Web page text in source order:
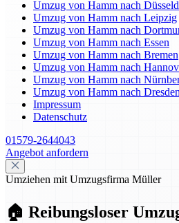
Umzug von Hamm nach
Umzug von Hamm nach Leipzig
Umzug von Hamm nach
Umzug von Hamm nach Essen
Umzug von Hamm nach Bremen
Umzug von Hamm nach
Umzug von Hamm nach
Umzug von Hamm nach Dresden
Impressum
Datenschutz
01579-2644043
Angebot anfordern
Umziehen mit Umzugsfirma Müller
🏠 Reibungsloser